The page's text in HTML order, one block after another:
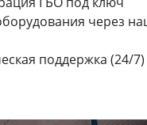
через
поддержка (24/7)